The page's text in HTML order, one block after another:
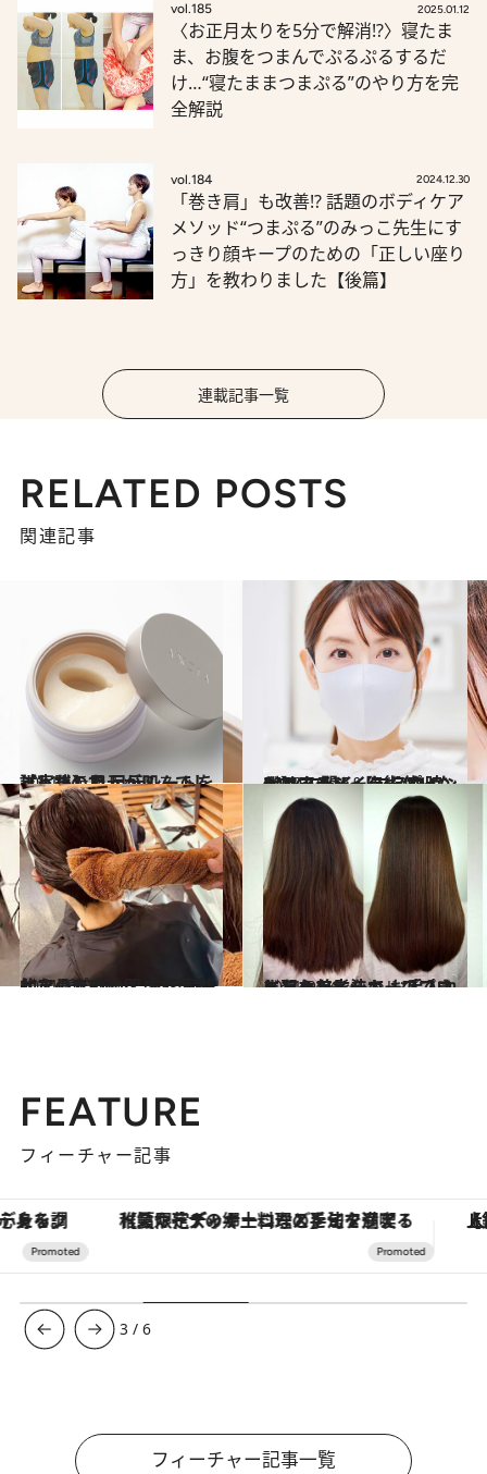
vol.185 2025.01.12
〈お正月太りを5分で解消!?〉寝たま
ま、お腹をつまんでぷるぷるするだ
け…“寝たままつまぷる”のやり方を完
全解説
vol.184 2024.12.30
「巻き肩」も改善!? 話題のボディケア
メソッド“つまぷる”のみっこ先生にす
っきり顔キープのための「正しい座り
方」を教わりました【後篇】
連載記事一覧
RELATED POSTS
関連記事
2021.11.14
【実践】目元が凹んでしまったので 目元シートを試しました
ビューティ＆ヘルス 2020.10.25
RMKに聞く【マスク時代】アイメイク術 ポイントはコンシーラー使いなんです！
ビューティ＆ヘルス
2021.10.3
ケアのプロに習った革命的な 髪の乾かし方を実践しました
ビューティ＆ヘルス 2021.9.26
ヘアケアメーカーのプロに習った方法で お手入れしたら美髪をキープできました
ビューティ＆ヘルス
FEATURE
フィーチャー記事
【夏限定ディナーコース】旬を迎える稚鮎や花ズッキーニなどをイタリア・トスカーナの郷土料理の手法で満喫！ 【銀座で出合う最旬美容】美髪ケアや上質
3 /6
フィーチャー記事一覧